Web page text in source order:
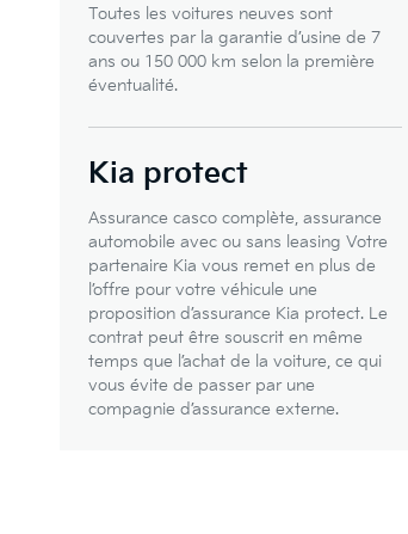
Toutes les voitures neuves sont
couvertes par la garantie d’usine de 7
ans ou 150 000 km selon la première
éventualité.
Kia protect
Assurance casco complète, assurance
automobile avec ou sans leasing Votre
partenaire Kia vous remet en plus de
l’offre pour votre véhicule une
proposition d’assurance Kia protect. Le
contrat peut être souscrit en même
temps que l’achat de la voiture, ce qui
vous évite de passer par une
compagnie d’assurance externe.